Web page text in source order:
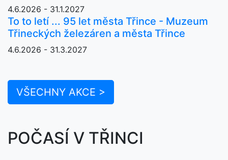
4.6.2026 - 31.1.2027
To to letí ... 95 let města Třince - Muzeum
Třineckých železáren a města Třince
4.6.2026 - 31.3.2027
VŠECHNY AKCE >
POČASÍ V TŘINCI